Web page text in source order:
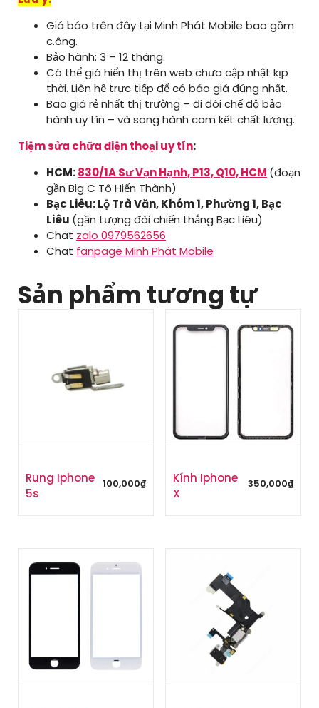
Giá báo trên đây tại Minh Phát Mobile bao gồm
c.ông.
Bảo hành: 3 – 12 tháng.
Có thể giá hiển thị trên web chưa cập nhật kịp
thời. Liên hệ trực tiếp để có báo giá đúng nhất.
Bao giá rẻ nhất thị trường – đi đôi chế độ bảo
hành uy tín – và song hành cam kết chất lượng.
Tiệm sửa chữa điện thoại uy tín:
HCM:830/1A Sư Vạn Hạnh, P13, Q10, HCM (đoạn
gần Big C Tô Hiến Thành)
Bạc Liêu: Lộ Trà Văn, Khóm 1, Phường 1, Bạc
Liêu (gần tượng đài chiến thắng Bạc Liêu)
Chat zalo 0979562656
Chat fanpage Minh Phát Mobile
Sản phẩm tương tự
Rung Iphone
5s
100,000₫
Kính Iphone
X
350,000₫